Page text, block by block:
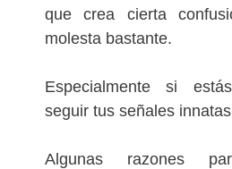
que crea cierta
molesta bastante.
Especialmente si
seguir tus señales
Algunas razones